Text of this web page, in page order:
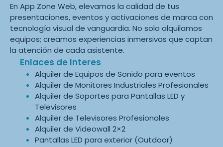
En App Zone Web, elevamos la calidad de tus
presentaciones, eventos y activaciones de marca con
tecnología visual de vanguardia. No solo alquilamos
equipos; creamos experiencias inmersivas que captan
la atención de cada asistente.
Enlaces de Interes
Alquiler de Equipos de Sonido para eventos
Alquiler de Monitores Industriales Profesionales
Alquiler de Soportes para Pantallas LED y
Televisores
Alquiler de Televisores Profesionales
Alquiler de Videowall 2×2
Pantallas LED para exterior (Outdoor)